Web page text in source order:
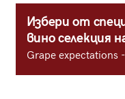
Избери от
вино селекция
Grape expectations